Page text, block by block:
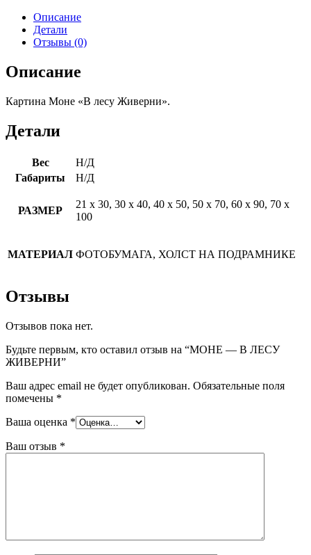
Описание
Детали
Отзывы (0)
Описание
Картина Моне «В лесу Живерни».
Детали
Вес
Н/Д
Габариты
Н/Д
РАЗМЕР
21 х 30, 30 х 40, 40 х 50, 50 х 70, 60 х 90, 70 х
100
МАТЕРИАЛ ФОТОБУМАГА, ХОЛСТ НА ПОДРАМНИКЕ
Отзывы
Отзывов пока нет.
Будьте первым, кто оставил отзыв на “МОНЕ — В ЛЕСУ
ЖИВЕРНИ”
Ваш адрес email не будет опубликован. Обязательные поля
помечены *
Ваша оценка *
Ваш отзыв *